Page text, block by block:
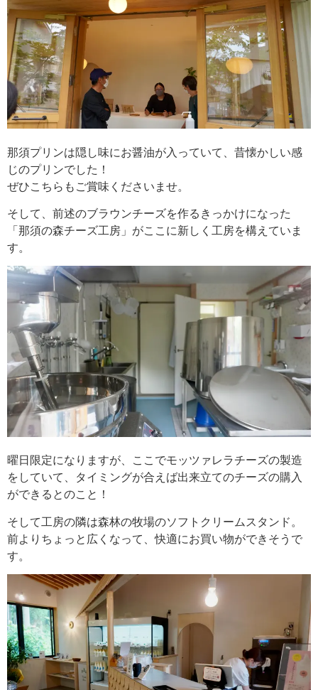
那須プリンは隠し味にお醤油が入っていて、昔懐かしい感
じのプリンでした！
ぜひこちらもご賞味くださいませ。
そして、前述のブラウンチーズを作るきっかけになった
「那須の森チーズ工房」がここに新しく工房を構えていま
す。
曜日限定になりますが、ここでモッツァレラチーズの製造
をしていて、タイミングが合えば出来立てのチーズの購入
ができるとのこと！
そして工房の隣は森林の牧場のソフトクリームスタンド。
前よりちょっと広くなって、快適にお買い物ができそうで
す。